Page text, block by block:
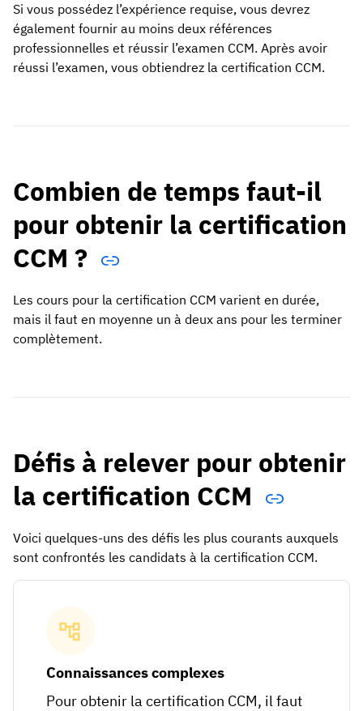
Si vous possédez l’expérience requise, vous devrez
également fournir au moins deux références
professionnelles et réussir l’examen CCM. Après avoir
réussi l’examen, vous obtiendrez la certification CCM.
Combien de temps faut-il
pour obtenir la certification
CCM ?
Les cours pour la certification CCM varient en durée,
mais il faut en moyenne un à deux ans pour les terminer
complètement.
Défis à relever pour obtenir
la certification CCM
Voici quelques-uns des défis les plus courants auxquels
sont confrontés les candidats à la certification CCM.
Connaissances complexes
Pour obtenir la certification CCM, il faut